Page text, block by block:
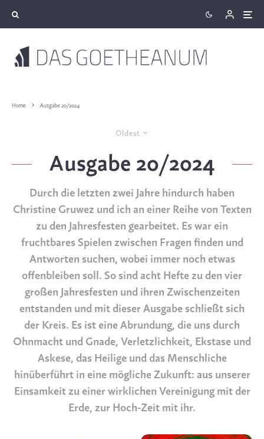
Home Ausgabe 20/2024
Oldest
Ausgabe 20/2024
Durch die letzten zwei Jahre hindurch haben
Christine Gruwez und ich an einer Reihe von Texten
zu den Jahresfesten gearbeitet. Es war ein
fruchtbares Spielen zwischen Fragen finden und
Antworten suchen, wobei immer noch etwas
offenbleiben soll. So sind acht Hefte zu den vier
großen Jahresfesten und ihren Zwischenzeiten
entstanden und mit dieser Ausgabe schließt sich
der Kreis. Es ist eine Abrundung, die uns durch
Ohnmacht und Gnade, Verletzlichkeit, Ekstase und
Askese, das Heilige und das Menschliche
hinüberführt in eine mögliche Zukunft: aus unserer
Einsamkeit zu einer wirklichen Vereinigung mit der
Erde, zur Hoch-Zeit mit ihr.